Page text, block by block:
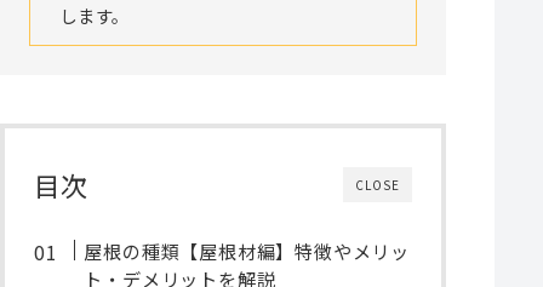
します。
CLOSE
目次
屋根の種類【屋根材編】特徴やメリッ
ト・デメリットを解説